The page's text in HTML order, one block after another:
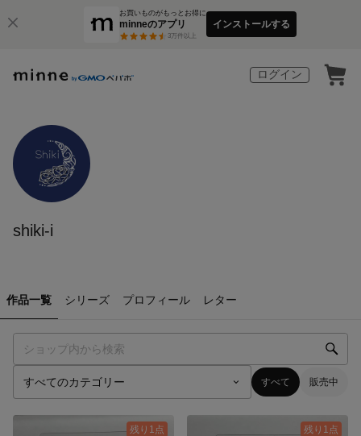
お買いものがもっとお得に
minneのアプリ
3万件以上
インストールする
ログイン
shiki-i
作品一覧 シリーズ プロフィール レター
すべて 販売中
残り1点 残り1点